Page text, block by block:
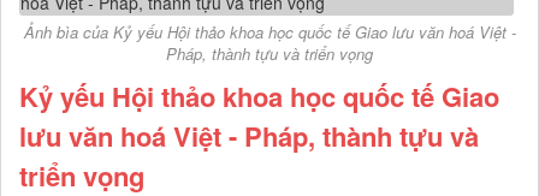
Ảnh bìa của Kỷ yếu Hội thảo khoa học quốc tế Giao lưu văn hoá Việt -
Pháp, thành tựu và triển vọng
Kỷ yếu Hội thảo khoa học quốc tế Giao
lưu văn hoá Việt - Pháp, thành tựu và
triển vọng